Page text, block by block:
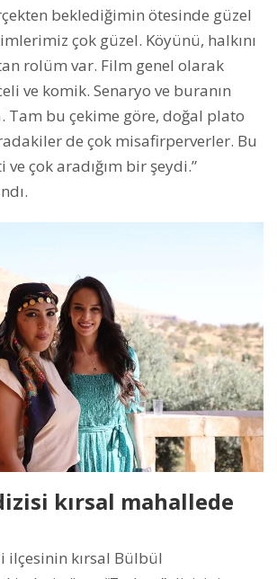
beklediğimin ötesinde güzel
çok güzel. Köyünü, halkını
rolüm var. Film genel olarak
ve komik. Senaryo ve buranın
Tam bu çekime göre, doğal plato
de çok misafirperverler. Bu
çok aradığım bir şeydi.”
kırsal mahallede
ilçesinin kırsal Bülbül